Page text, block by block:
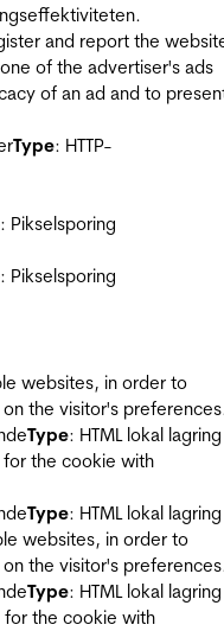
and report the
of the advertiser's ads
of an ad and to
Type: HTTP-
: Pikselsporing
: Pikselsporing
websites, in order to
the visitor's
Type: HTML lokal lagring
the cookie with
Type: HTML lokal lagring
websites, in order to
the visitor's
Type: HTML lokal lagring
the cookie with